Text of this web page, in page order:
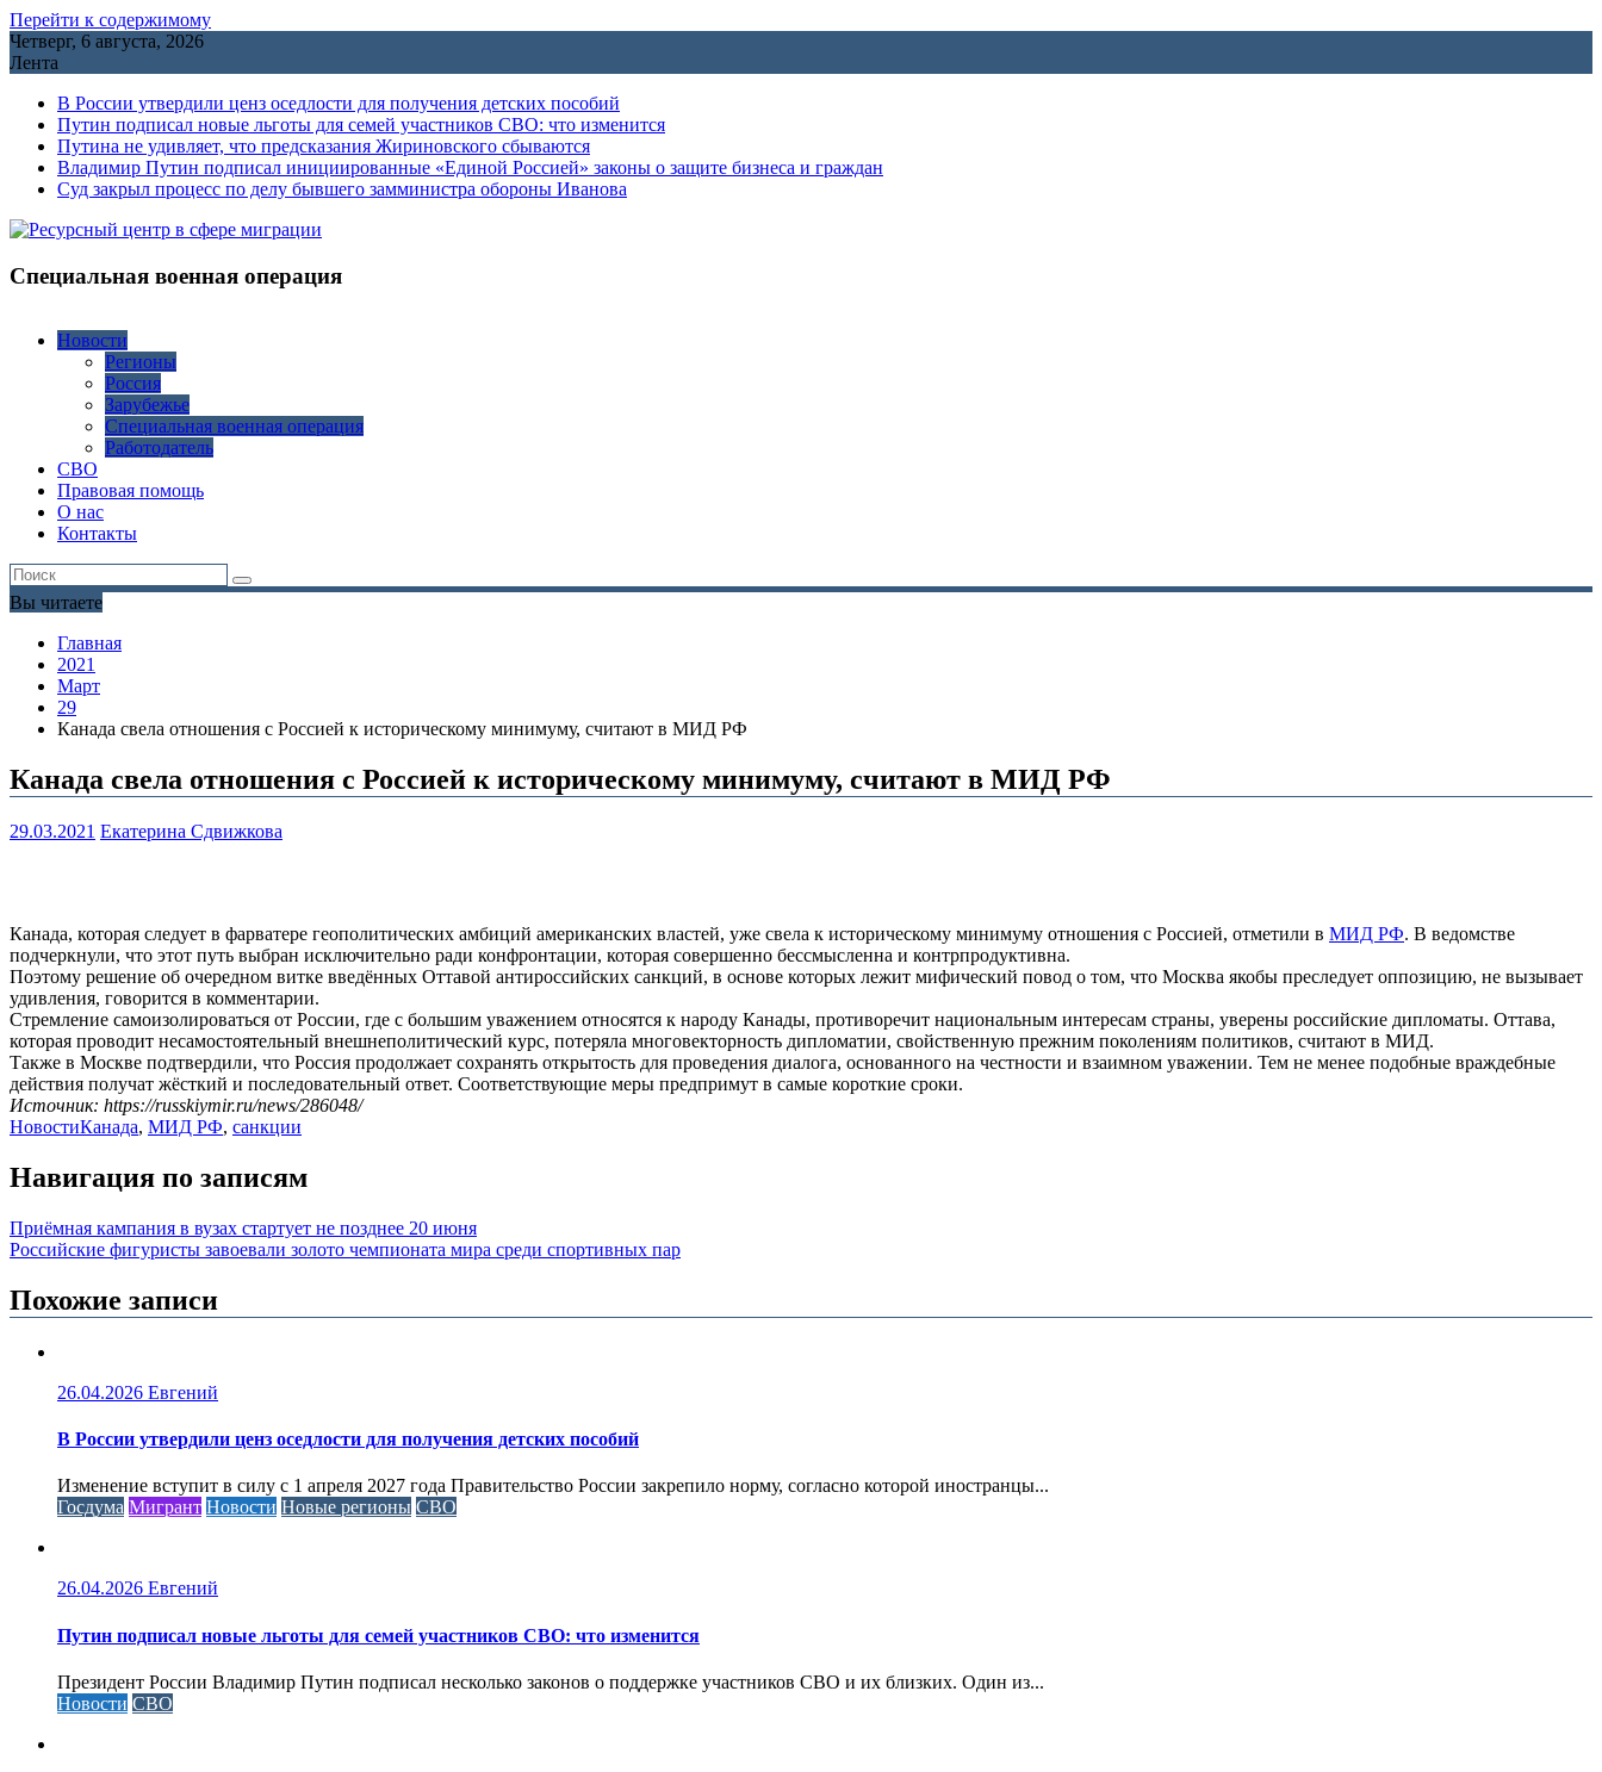
Перейти к содержимому
Четверг, 6 августа, 2026
Лента
В России утвердили ценз оседлости для получения детских пособий
Путин подписал новые льготы для семей участников СВО: что изменится
Путина не удивляет, что предсказания Жириновского сбываются
Владимир Путин подписал инициированные «Единой Россией» законы о защите бизнеса и граждан
Cуд закрыл процесс по делу бывшего замминистра обороны Иванова
Специальная военная операция
Новости
Регионы
Россия
Зарубежье
Специальная военная операция
Работодатель
СВО
Правовая помощь
О нас
Контакты
Вы читаете
Главная
2021
Март
29
Канада свела отношения с Россией к историческому минимуму, считают в МИД РФ
Канада свела отношения с Россией к историческому минимуму, считают в МИД РФ
29.03.2021 Екатерина Сдвижкова
Канада, которая следует в фарватере геополитических амбиций американских властей, уже свела к историческому минимуму отношения с Россией, отметили в МИД РФ. В ведомстве
подчеркнули, что этот путь выбран исключительно ради конфронтации, которая совершенно бессмысленна и контрпродуктивна.
Поэтому решение об очередном витке введённых Оттавой антироссийских санкций, в основе которых лежит мифический повод о том, что Москва якобы преследует оппозицию, не вызывает
удивления, говорится в комментарии.
Стремление самоизолироваться от России, где с большим уважением относятся к народу Канады, противоречит национальным интересам страны, уверены российские дипломаты. Оттава,
которая проводит несамостоятельный внешнеполитический курс, потеряла многовекторность дипломатии, свойственную прежним поколениям политиков, считают в МИД.
Также в Москве подтвердили, что Россия продолжает сохранять открытость для проведения диалога, основанного на честности и взаимном уважении. Тем не менее подобные враждебные
действия получат жёсткий и последовательный ответ. Соответствующие меры предпримут в самые короткие сроки.
Источник: https://russkiymir.ru/news/286048/
НовостиКанада, МИД РФ, санкции
Навигация по записям
Приёмная кампания в вузах стартует не позднее 20 июня
Российские фигуристы завоевали золото чемпионата мира среди спортивных пар
Похожие записи
26.04.2026 Евгений
В России утвердили ценз оседлости для получения детских пособий
Изменение вступит в силу с 1 апреля 2027 года Правительство России закрепило норму, согласно которой иностранцы...
Госдума Мигрант Новости Новые регионы СВО
26.04.2026 Евгений
Путин подписал новые льготы для семей участников СВО: что изменится
Президент России Владимир Путин подписал несколько законов о поддержке участников СВО и их близких. Один из...
Новости СВО